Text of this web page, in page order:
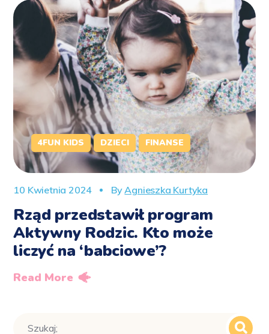
4FUN KIDS DZIECI FINANSE
10 Kwietnia 2024 ByAgnieszka Kurtyka
Rząd przedstawił program
Aktywny Rodzic. Kto może
liczyć na ‘babciowe’?
Read More